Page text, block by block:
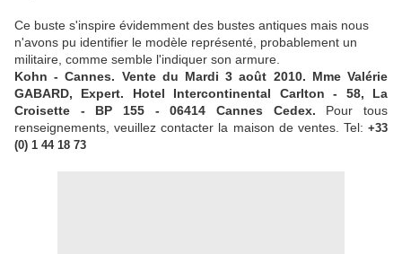
Ce buste s'inspire évidemment des bustes antiques mais nous
n'avons pu identifier le modèle représenté, probablement un
militaire, comme semble l'indiquer son armure.
Kohn - Cannes. Vente du Mardi 3 août 2010. Mme Valérie
GABARD, Expert. Hotel Intercontinental Carlton - 58, La
Croisette - BP 155 - 06414 Cannes Cedex. Pour tous
renseignements, veuillez contacter la maison de ventes. Tel: +33
(0) 1 44 18 73